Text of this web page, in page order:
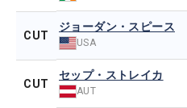
CUT
ジョーダン・スピース
USA
CUT
セップ・ストレイカ
AUT